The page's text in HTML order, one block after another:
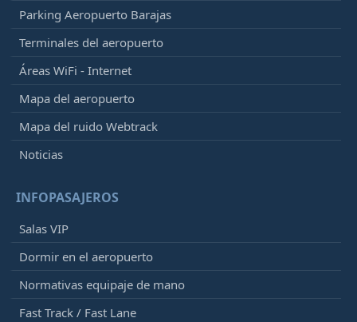
Parking Aeropuerto Barajas
Terminales del aeropuerto
Áreas WiFi - Internet
Mapa del aeropuerto
Mapa del ruido Webtrack
Noticias
INFOPASAJEROS
Salas VIP
Dormir en el aeropuerto
Normativas equipaje de mano
Fast Track / Fast Lane